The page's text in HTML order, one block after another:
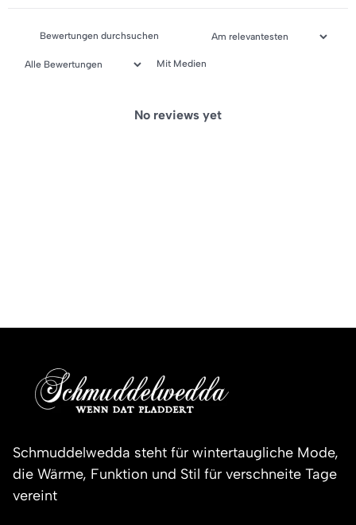
Mit Medien
No reviews yet
Schmuddelwedda steht für wintertaugliche Mode,
die Wärme, Funktion und Stil für verschneite Tage
vereint